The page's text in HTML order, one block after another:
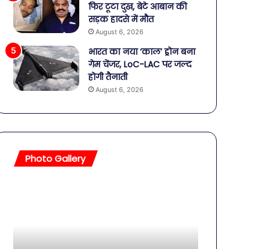
फिर टूटा दुख, बेटे आबान की
सड़क हादसे में मौत
August 6, 2026
भारत का नया ‘काल’ ड्रोन बना
गेम चेंजर, LoC-LAC पर जल्द
होगी तैनाती
August 6, 2026
Photo Gallery